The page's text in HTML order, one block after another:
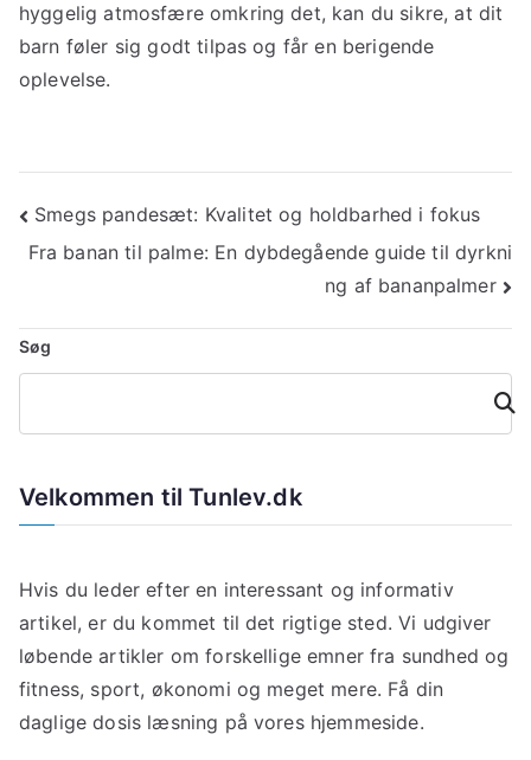
hyggelig atmosfære omkring det, kan du sikre, at dit
barn føler sig godt tilpas og får en berigende
oplevelse.
Indlægsnavigation
Smegs pandesæt: Kvalitet og holdbarhed i fokus
Fra banan til palme: En dybdegående guide til dyrkni
ng af bananpalmer
Søg
Søg
Velkommen til Tunlev.dk
Hvis du leder efter en interessant og informativ
artikel, er du kommet til det rigtige sted. Vi udgiver
løbende artikler om forskellige emner fra sundhed og
fitness, sport, økonomi og meget mere. Få din
daglige dosis læsning på vores hjemmeside.